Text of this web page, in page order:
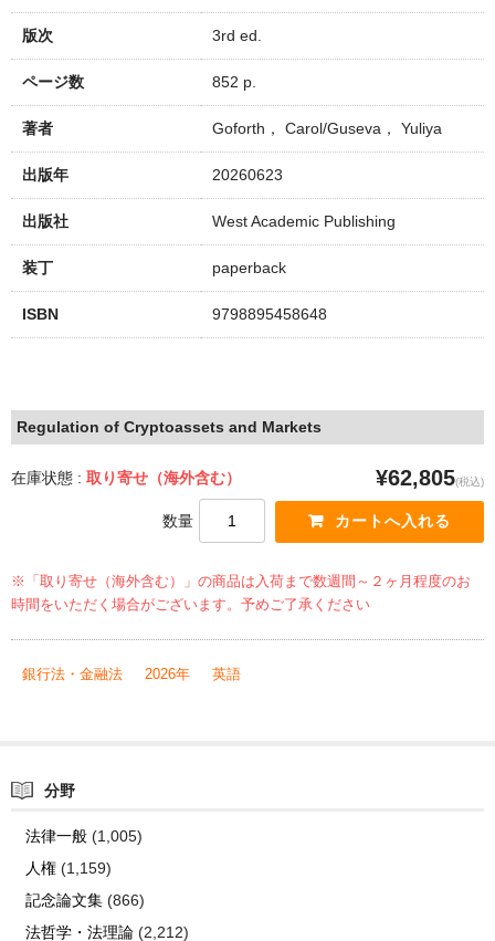
版次 3rd ed.
ページ数 852 p.
著者 Goforth， Carol/Guseva， Yuliya
出版年 20260623
出版社 West Academic Publishing
装丁 paperback
ISBN 9798895458648
Regulation of Cryptoassets and Markets
在庫状態 : 取り寄せ（海外含む） ¥62,805(税込)
数量
※「取り寄せ（海外含む）」の商品は入荷まで数週間～２ヶ月程度のお
時間をいただく場合がございます。予めご了承ください
銀行法・金融法 2026年 英語
分野
法律一般(1,005)
人権(1,159)
記念論文集(866)
法哲学・法理論(2,212)